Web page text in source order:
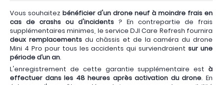
Vous souhaitez bénéficier d'un drone neuf à moindre frais en
cas de crashs ou d'incidents ? En contrepartie de frais
supplémentaires minimes, le service DJI Care Refresh fournira
deux remplacementsdu châssis et de la caméra du drone
Mini 4 Pro pour tous les accidents qui surviendraientsur une
période d’un an.
L'enregistrement de cette garantie supplémentaire est à
effectuer dans les 48 heures après activation du drone. En